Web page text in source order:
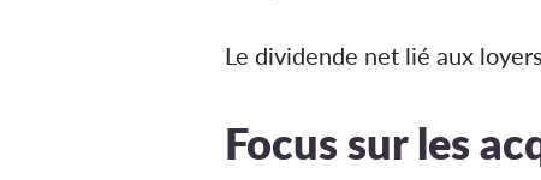
Le dividende net lié aux
Focus sur les